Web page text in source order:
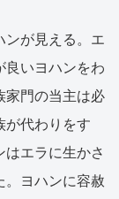
ンが見える。エ
良いヨハンをわ
家門の当主は必
が代わりをす
はエラに生かさ
。ヨハンに容赦